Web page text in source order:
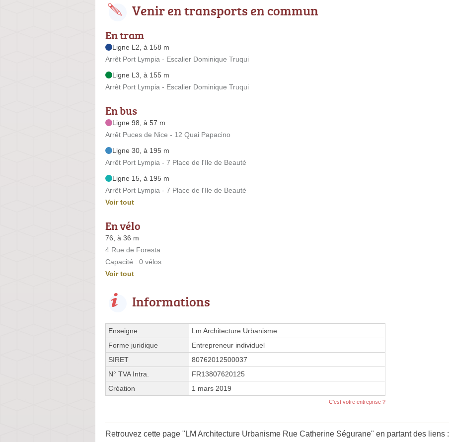
Venir en transports en commun
En tram
Ligne L2, à 158 m
Arrêt Port Lympia - Escalier Dominique Truqui
Ligne L3, à 155 m
Arrêt Port Lympia - Escalier Dominique Truqui
En bus
Ligne 98, à 57 m
Arrêt Puces de Nice - 12 Quai Papacino
Ligne 30, à 195 m
Arrêt Port Lympia - 7 Place de l'Ile de Beauté
Ligne 15, à 195 m
Arrêt Port Lympia - 7 Place de l'Ile de Beauté
Voir tout
En vélo
76, à 36 m
4 Rue de Foresta
Capacité : 0 vélos
Voir tout
Informations
Enseigne
Lm Architecture Urbanisme
Forme juridique
Entrepreneur individuel
SIRET
80762012500037
N° TVA Intra.
FR13807620125
Création
1 mars 2019
C'est votre entreprise ?
Retrouvez cette page "LM Architecture Urbanisme Rue Catherine Ségurane" en partant des liens :